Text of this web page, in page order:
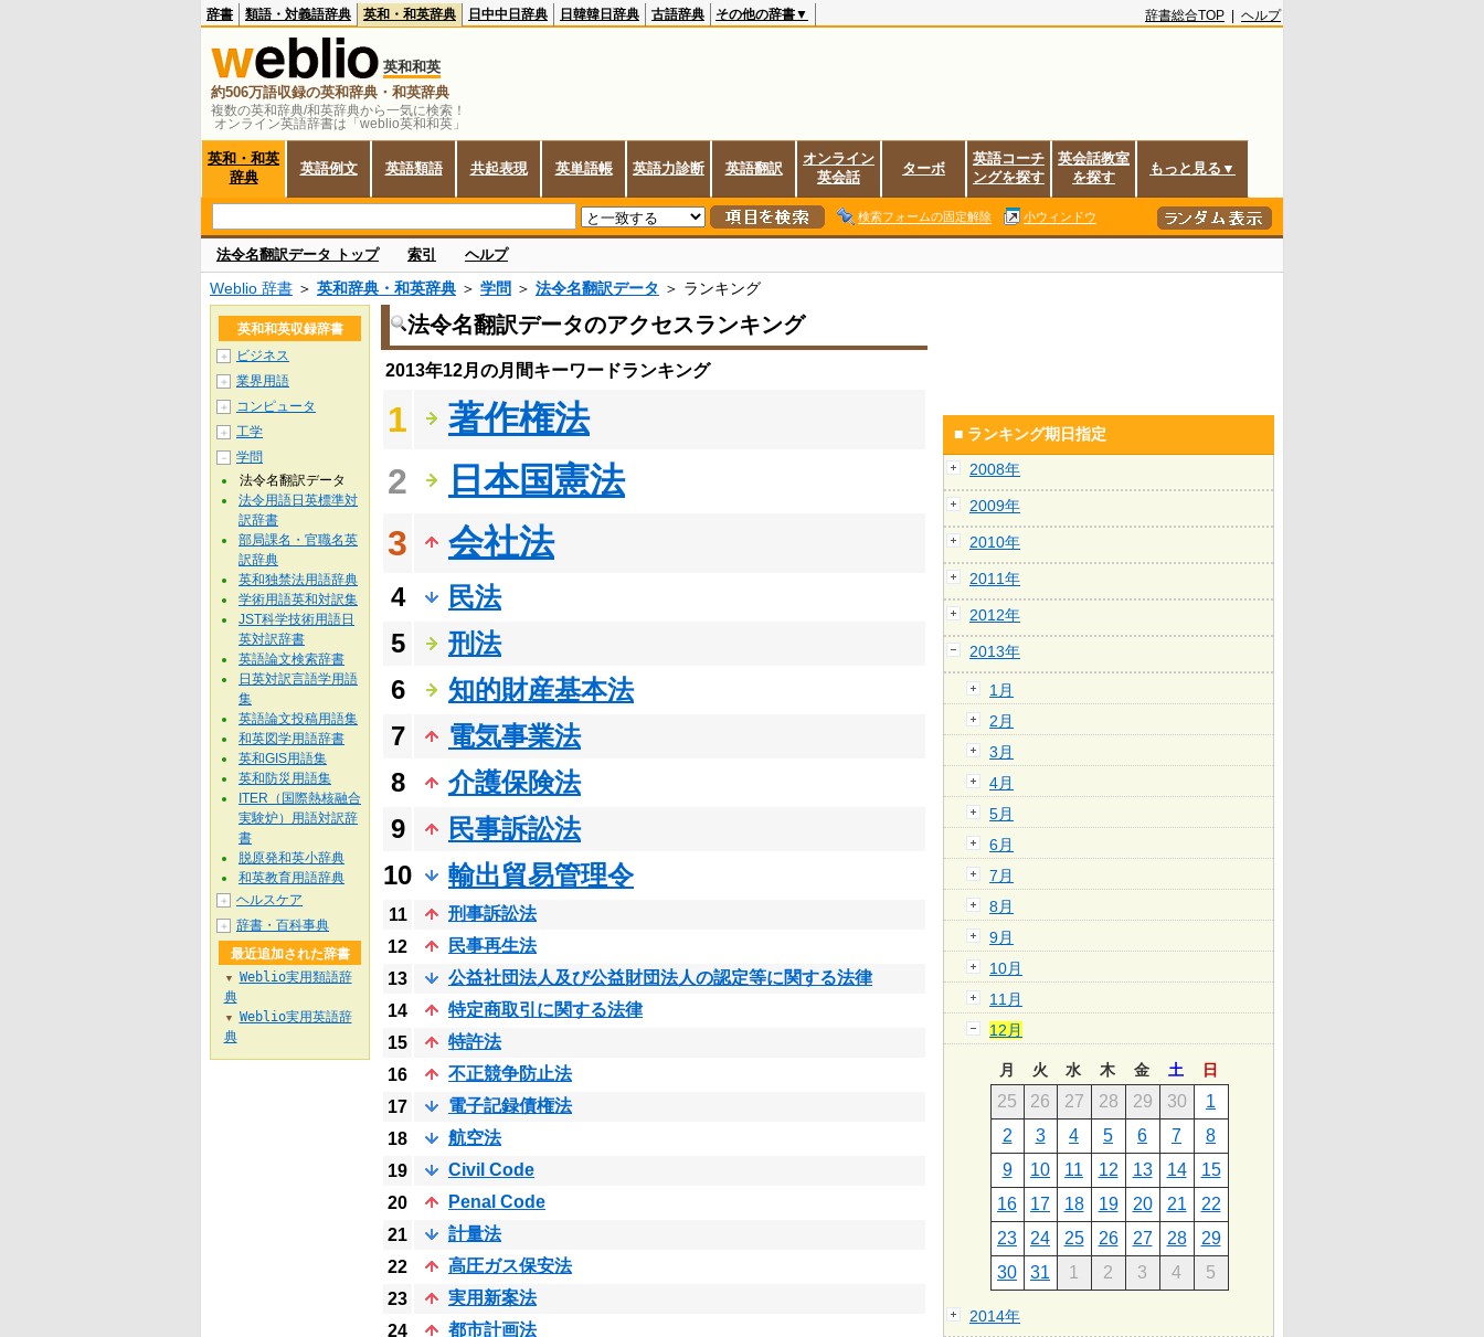
複数の英和辞典/和英辞典から一気に検索！
オンライン英語辞書は「weblio英和和英」
辞書 類語・対義語辞典 英和・和英辞典 日中中日辞典 日韓韓日辞典 古語辞典 その他の辞書▼ 辞書総合TOP ヘルプ
英和和英
約506万語収録の英和辞典・和英辞典
英和・和英
辞典
英語例文 英語類語 共起表現 英単語帳 英語力診断 英語翻訳
オンライン
英会話
ターボ
英語コーチ
ングを探す
英会話教室
を探す
もっと見る▼
検索フォームの固定解除 小ウィンドウ
法令名翻訳データ トップ 索引 ヘルプ
Weblio 辞書 ＞ 英和辞典・和英辞典 ＞ 学問 ＞ 法令名翻訳データ ＞ ランキング
法令名翻訳データのアクセスランキング
2013年12月の月間キーワードランキング
1
著作権法
2
日本国憲法
3
会社法
4
民法
5
刑法
6
知的財産基本法
7
電気事業法
8
介護保険法
9
民事訴訟法
10
輸出貿易管理令
11
刑事訴訟法
12
民事再生法
13
公益社団法人及び公益財団法人の認定等に関する法律
14
特定商取引に関する法律
15
特許法
16
不正競争防止法
17
電子記録債権法
18
航空法
19
Civil Code
20
Penal Code
21
計量法
22
高圧ガス保安法
23
実用新案法
24
都市計画法
英和和英収録辞書
＋ ビジネス
＋ 業界用語
＋ コンピュータ
＋ 工学
－
学問
法令名翻訳データ
法令用語日英標準対
訳辞書
部局課名・官職名英
訳辞典
英和独禁法用語辞典
学術用語英和対訳集
JST科学技術用語日
英対訳辞書
英語論文検索辞書
日英対訳言語学用語
集
英語論文投稿用語集
和英図学用語辞書
英和GIS用語集
英和防災用語集
ITER（国際熱核融合
実験炉）用語対訳辞
書
脱原発和英小辞典
和英教育用語辞典
＋ ヘルスケア
＋
辞書・百科事典
最近追加された辞書
▼
Weblio実用類語辞
典
▼
Weblio実用英語辞
典
■ ランキング期日指定
2008年
2009年
2010年
2011年
2012年
2013年
1月
2月
3月
4月
5月
6月
7月
8月
9月
10月
11月
12月
月 火 水 木 金 土 日
25 26 27 28 29 30
1
2
3 4 5 6 7
8
9
10 11 12 13 14
15
16
17 18 19 20 21
22
23
24 25 26 27 28
29
30
31 1 2 3 4 5
2014年